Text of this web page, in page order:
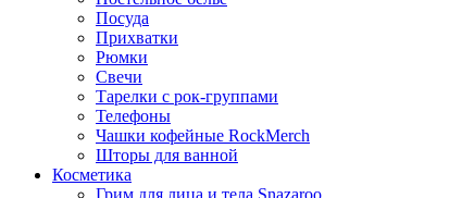
Посуда
Прихватки
Рюмки
Свечи
Тарелки с рок-группами
Телефоны
Чашки кофейные RockMerch
Шторы для ванной
Косметика
Грим для лица и тела Snazaroo